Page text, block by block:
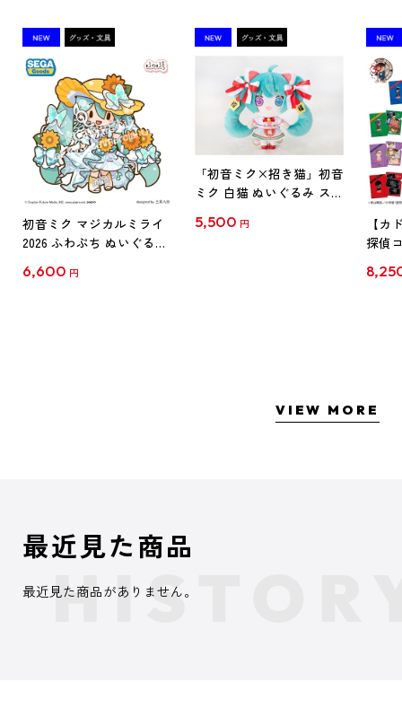
初音ミク マジカルミライ
2026 ふわぷち ぬいぐるみ
6,600 円
「初音ミク×招き猫」初音
ミク 白猫 ぬいぐるみ スタ
5,500 円
【カ
探偵
クリ
VIEW MORE
最近見た商品
最近見た商品がありません。